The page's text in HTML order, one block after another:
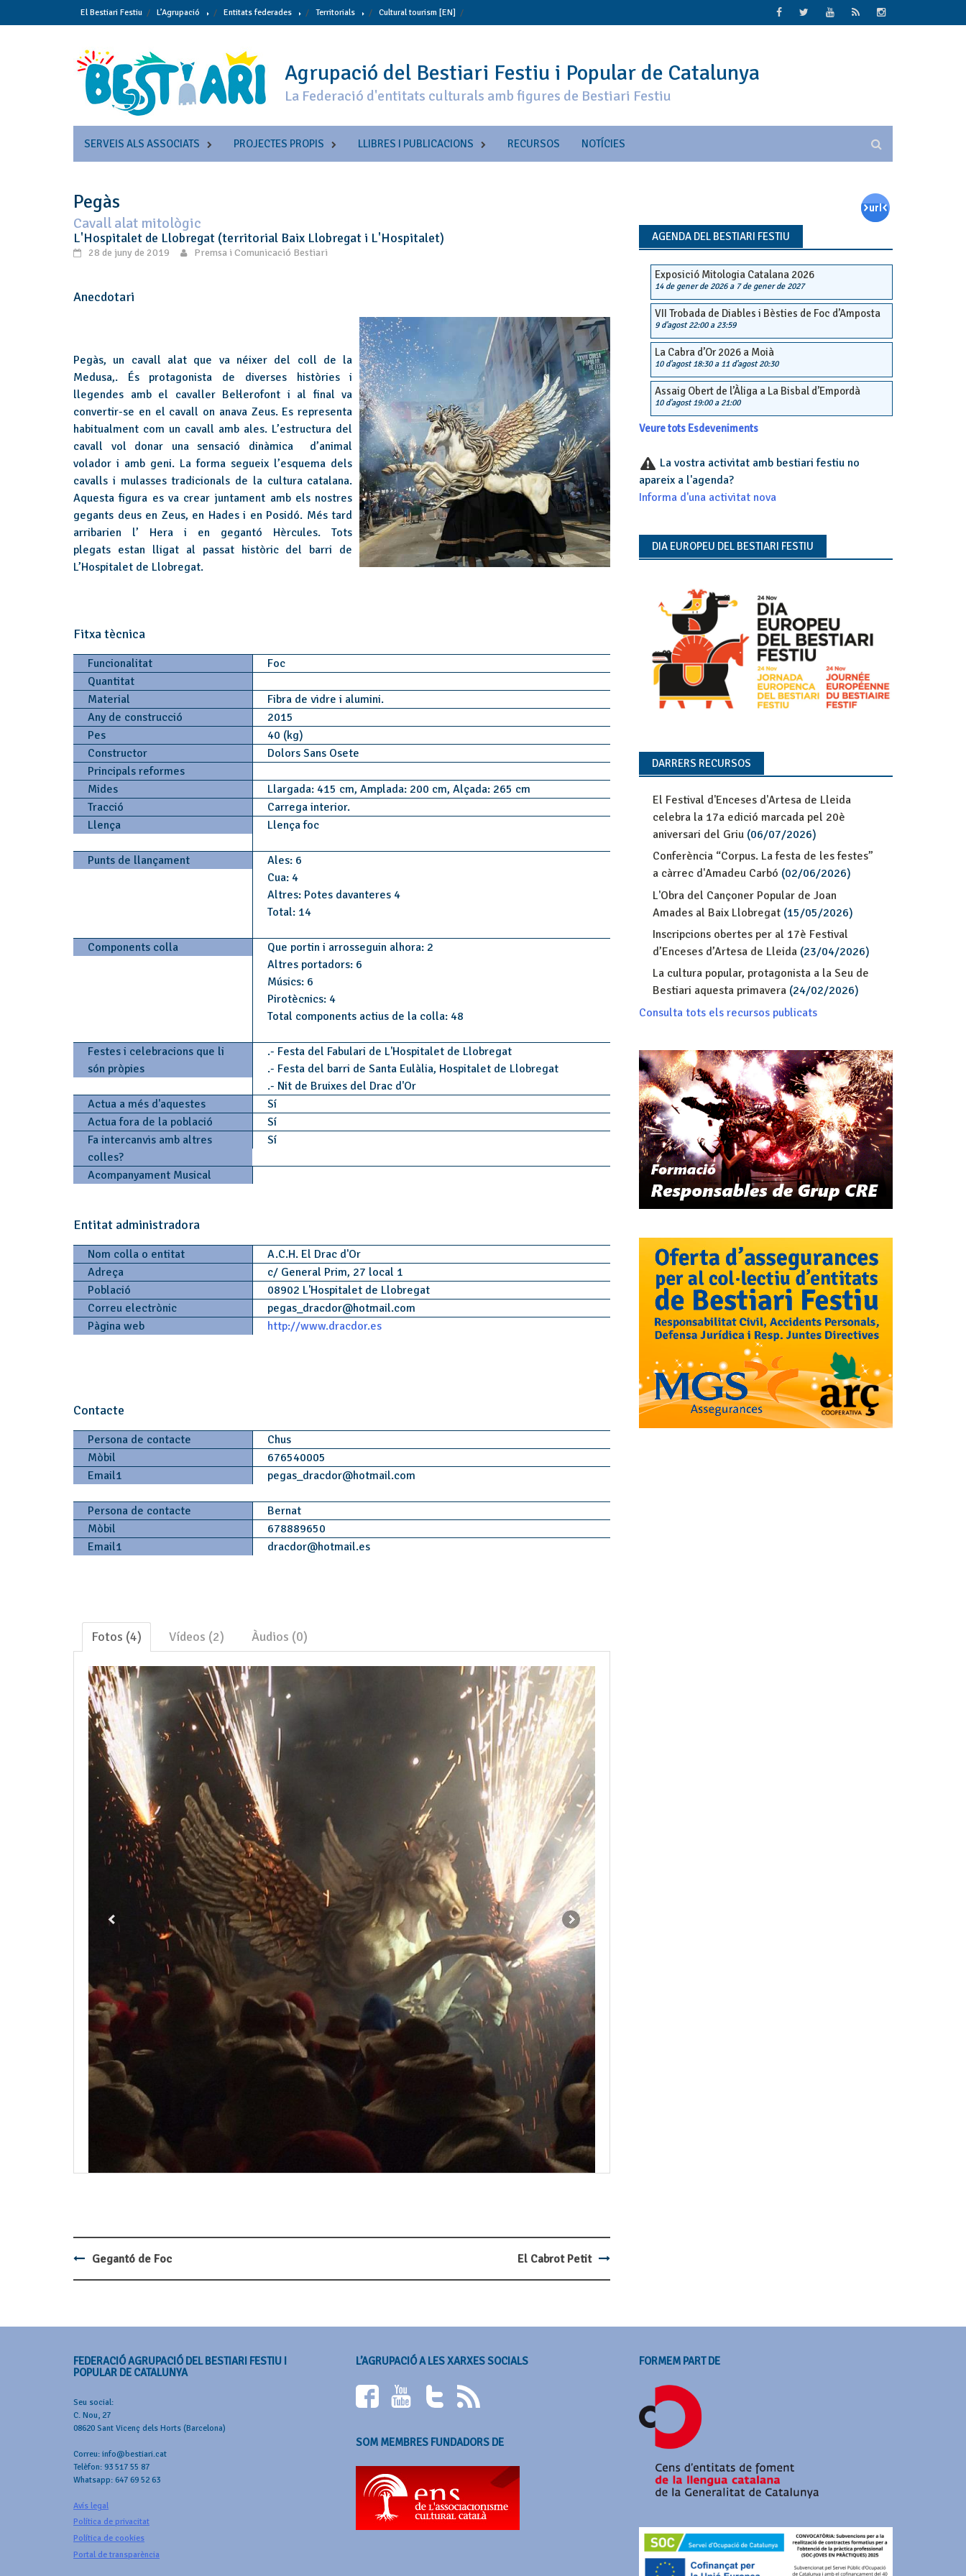
to
El Bestiari Festiu L’Agrupació Entitats federades Territorials Cultural tourism [EN]
Agrupació del Bestiari Festiu i Popular de Catalunya
La Federació d'entitats culturals amb figures de Bestiari Festiu
SERVEIS ALS ASSOCIATS PROJECTES PROPIS LLIBRES I PUBLICACIONS RECURSOS NOTÍCIES
Pegàs
Cavall alat mitològic
L'Hospitalet de Llobregat (territorial Baix Llobregat i L'Hospitalet)
28 de juny de 2019 Premsa i Comunicació Bestiari
Anecdotari
Pegàs, un cavall alat que va néixer del coll de la
Medusa,. És protagonista de diverses històries i
llegendes amb el cavaller Bel·lerofont i al final va
convertir-se en el cavall on anava Zeus. Es representa
habitualment com un cavall amb ales. L’estructura del
cavall vol donar una sensació dinàmica d’animal
volador i amb geni. La forma segueix l’esquema dels
cavalls i mulasses tradicionals de la cultura catalana.
Aquesta figura es va crear juntament amb els nostres
gegants deus en Zeus, en Hades i en Posidó. Més tard
arribarien l’ Hera i en gegantó Hèrcules. Tots
plegats estan lligat al passat històric del barri de
L’Hospitalet de Llobregat.
Fitxa tècnica
Funcionalitat
Foc
Quantitat
Material
Fibra de vidre i alumini.
Any de construcció
2015
Pes
40 (kg)
Constructor
Dolors Sans Osete
Principals reformes
Mides
Llargada: 415 cm, Amplada: 200 cm, Alçada: 265 cm
Tracció
Carrega interior.
Llença
Llença foc
Punts de llançament
Ales: 6
Cua: 4
Altres: Potes davanteres 4
Total: 14
Components colla
Que portin i arrosseguin alhora: 2
Altres portadors: 6
Músics: 6
Pirotècnics: 4
Total components actius de la colla: 48
Festes i celebracions que li
són pròpies
.- Festa del Fabulari de L'Hospitalet de Llobregat
.- Festa del barri de Santa Eulàlia, Hospitalet de Llobregat
.- Nit de Bruixes del Drac d'Or
Actua a més d'aquestes
Sí
Actua fora de la població
Sí
Fa intercanvis amb altres
colles?
Sí
Acompanyament Musical
Entitat administradora
Nom colla o entitat
A.C.H. El Drac d'Or
Adreça
c/ General Prim, 27 local 1
Població
08902 L'Hospitalet de Llobregat
Correu electrònic
pegas_dracdor@hotmail.com
Pàgina web
http://www.dracdor.es
Contacte
Persona de contacte
Chus
Mòbil
676540005
Email1
pegas_dracdor@hotmail.com
Persona de contacte
Bernat
Mòbil
678889650
Email1
dracdor@hotmail.es
Fotos (4) Vídeos (2) Àudios (0)
Post
Gegantó de Foc El Cabrot Petit
AGENDA DEL BESTIARI FESTIU
Exposició Mitologia Catalana 2026
14 de gener de 2026a 7 de gener de 2027
VII Trobada de Diables i Bèsties de Foc d’Amposta
9 d'agost 22:00a 23:59
La Cabra d’Or 2026 a Moià
10 d'agost 18:30a 11 d'agost 20:30
Assaig Obert de l’Àliga a La Bisbal d’Empordà
10 d'agost 19:00a 21:00
Veure tots Esdeveniments
La vostra activitat amb bestiari festiu no
apareix a l'agenda?
Informa d'una activitat nova
DIA EUROPEU DEL BESTIARI FESTIU
DARRERS RECURSOS
El Festival d'Enceses d'Artesa de Lleida
celebra la 17a edició marcada pel 20è
aniversari del Griu(06/07/2026)
Conferència “Corpus. La festa de les festes”
a càrrec d'Amadeu Carbó (02/06/2026)
L'Obra del Cançoner Popular de Joan
Amades al Baix Llobregat(15/05/2026)
Inscripcions obertes per al 17è Festival
d’Enceses d’Artesa de Lleida(23/04/2026)
La cultura popular, protagonista a la Seu de
Bestiari aquesta primavera(24/02/2026)
Consulta tots els recursos publicats
FEDERACIÓ AGRUPACIÓ DEL BESTIARI FESTIU I
POPULAR DE CATALUNYA
Seu social:
C. Nou, 27
08620 Sant Vicenç dels Horts (Barcelona)
Correu: info@bestiari.cat
Telèfon: 93 517 55 87
Whatsapp: 647 69 52 63
Avís legal
Política de privacitat
Política de cookies
Portal de transparència
L’AGRUPACIÓ A LES XARXES SOCIALS
SOM MEMBRES FUNDADORS DE
FORMEM PART DE